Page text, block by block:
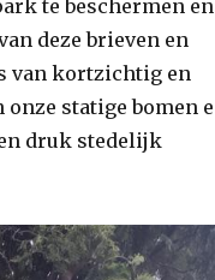
te beschermen en
deze brieven en
van kortzichtig en
statige bomen
druk stedelijk